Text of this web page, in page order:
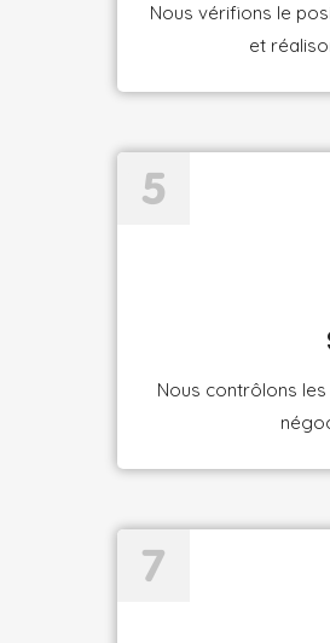
Nous vérifions le
et
Nous contrôlons